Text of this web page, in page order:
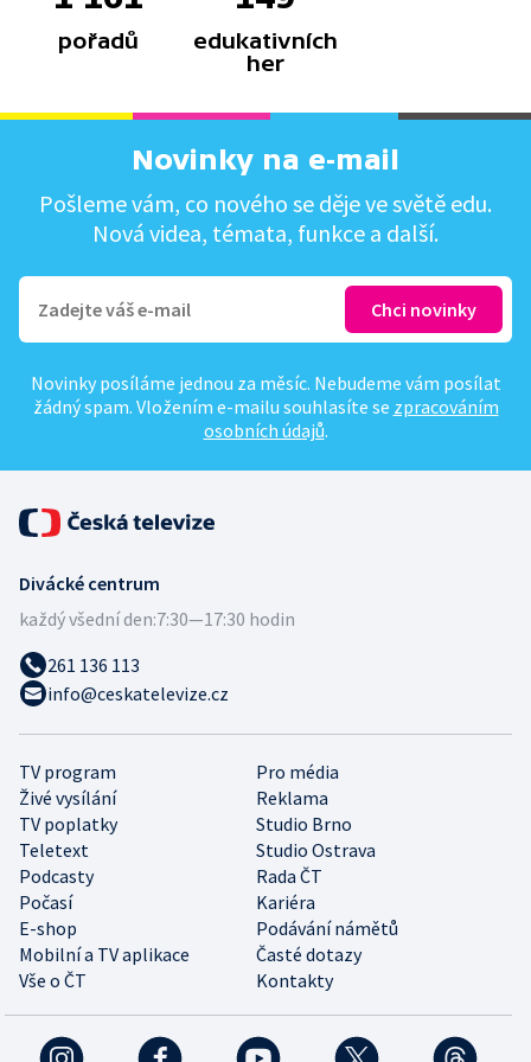
pořadů
edukativních
her
Novinky na e-mail
Pošleme vám, co nového se děje ve světě edu.
Nová videa, témata, funkce a další.
Novinky posíláme jednou za měsíc. Nebudeme vám posílat
žádný spam. Vložením e-mailu souhlasíte se zpracováním
osobních údajů.